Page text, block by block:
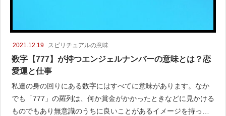
2021.12.19 スピリチュアルの意味
数字【777】が持つエンジェルナンバーの意味とは？恋
愛運と仕事
私達の身の回りにある数字にはすべてに意味があります。なか
でも「777」の羅列は、何か賞金がかかったときなどに見かける
ものでもあり無意識のうちに良いことがあるイメージを持って